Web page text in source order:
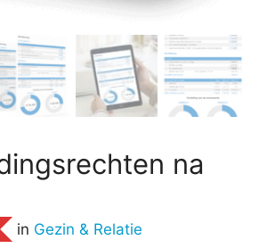
na
in Gezin & Relatie